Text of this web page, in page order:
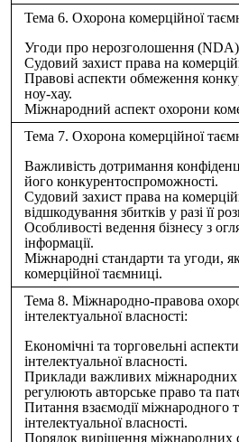
Тема 6. Охорона комерційної
Угоди про нерозголошення (NDA)
Судовий захист права на
Правові аспекти обмеження
ноу-хау.
Міжнародний аспект охорони
Тема 7. Охорона комерційної
Важливість дотримання
його конкурентоспроможності.
Судовий захист права на
відшкодування збитків у разі її
Особливості ведення бізнесу з
інформації.
Міжнародні стандарти та угоди,
комерційної таємниці.
Тема 8. Міжнародно-правова
інтелектуальної власності:
Економічні та торговельні
інтелектуальної власності.
Приклади важливих міжнародних
регулюють авторське право та
Питання взаємодії міжнародного
інтелектуальної власності.
Порядок вирішення міжнародних